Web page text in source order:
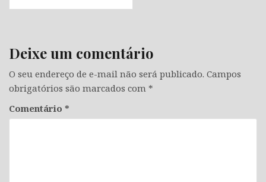
Deixe um comentário
O seu endereço de e-mail não será publicado. Campos
obrigatórios são marcados com *
Comentário *